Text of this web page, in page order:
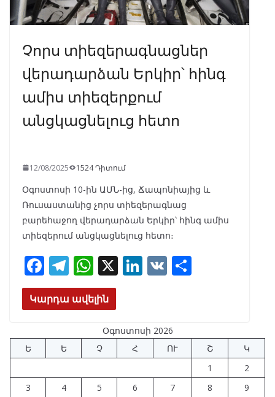
Չորս տիեզերագնացներ
վերադարձան Երկիր՝ հինգ
ամիս տիեզերքում
անցկացնելուց հետո
12/08/2025 1524 Դիտում
Օգոստոսի 10-ին ԱՄՆ-ից, Ճապոնիայից և
Ռուսաստանից չորս տիեզերագնաց
բարեհաջող վերադարձան Երկիր՝ հինգ ամիս
տիեզերում անցկացնելուց հետո։
F
ac
e
o
o
k
T
el
e
a
m
W
h
at
A
p
p
X Li
e
dI
n
V
Կարդա ավելին
Օգոստոսի 2026
Ե
Ե Չ Հ ՈՒ Շ
Կ
1
2
3
4 5 6 7 8
9